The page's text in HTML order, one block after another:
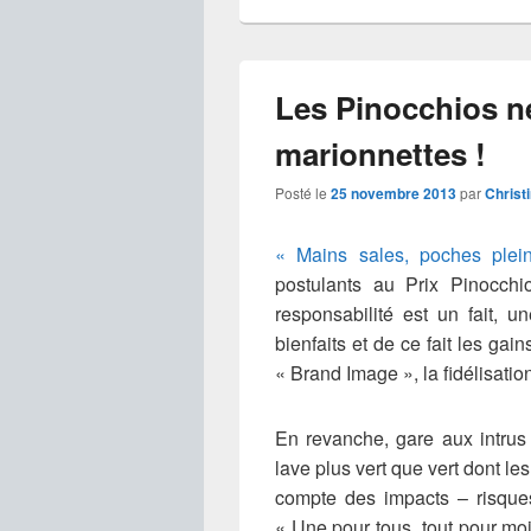
Les Pinocchios
marionnettes !
Posté le 25 novembre 2013par
« Mains sales, poches
postulants au Prix
responsabilité est un fait,
bienfaits et de ce fait les
« Brand Image », la
En revanche, gare aux
lave plus vert que vert dont
compte des impacts –